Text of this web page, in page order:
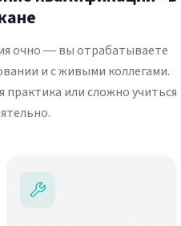
очно — вы отрабатываете
и с живыми коллегами.
практика или сложно учиться